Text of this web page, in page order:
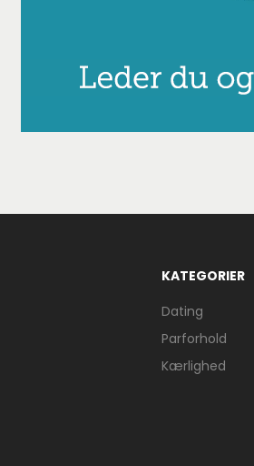
KATEGORIER
Dating
Parforhold
Kærlighed